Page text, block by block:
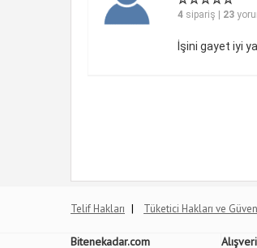
4 sipariş | 23
İşini gayet iyi
Telif Hakları | Tüketici Hakları ve
Bitenekadar.com